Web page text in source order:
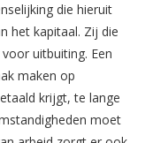
die hieruit
het kapitaal. Zij die
uitbuiting. Een
maken op
krijgt, te lange
moet